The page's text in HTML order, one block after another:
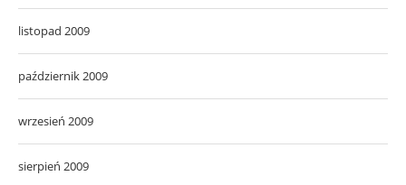
listopad 2009
październik 2009
wrzesień 2009
sierpień 2009